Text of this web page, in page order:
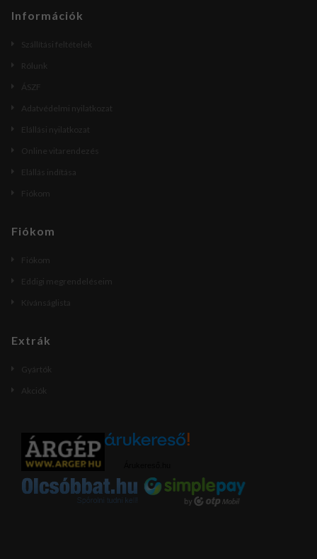
Információk
Szállítási feltételek
Rólunk
ÁSZF
Adatvédelmi nyilatkozat
Elállási nyilatkozat
Online vitarendezés
Elállás indítása
Fiókom
Fiókom
Fiókom
Eddigi megrendeléseim
Kívánságlista
Extrák
Gyártók
Akciók